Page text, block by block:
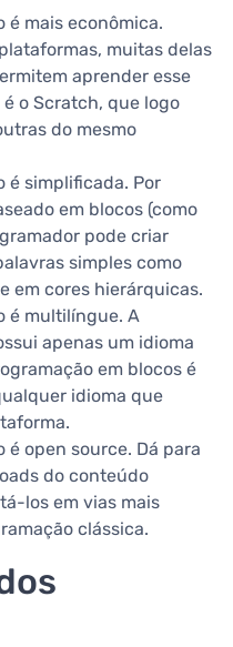
é mais econômica.
muitas delas
aprender esse
o Scratch, que logo
do mesmo
é simplificada. Por
em blocos (como
pode criar
simples como
e em cores hierárquicas.
é multilíngue. A
apenas um idioma
em blocos é
idioma que
é open source. Dá para
do conteúdo
los em vias mais
clássica.